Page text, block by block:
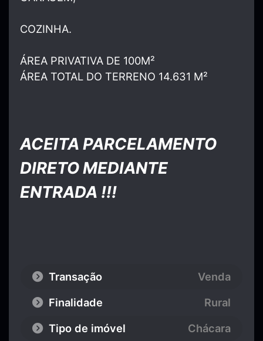
COZINHA.
ÁREA PRIVATIVA DE 100M²
ÁREA TOTAL DO TERRENO 14.631 M²
ACEITA PARCELAMENTO
DIRETO MEDIANTE
ENTRADA !!!
Transação
Venda
Finalidade
Rural
Tipo de imóvel
Chácara